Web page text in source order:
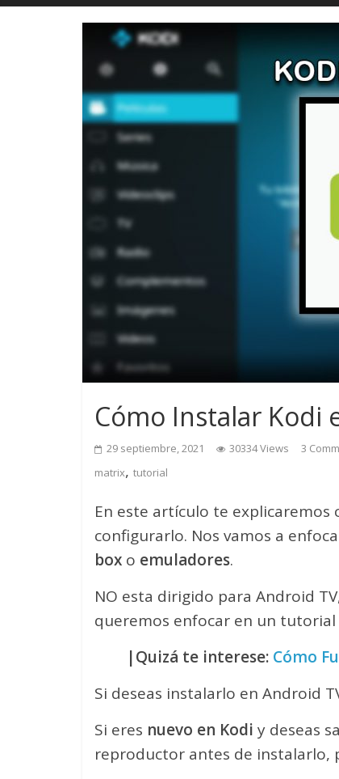
Cómo Instalar Kodi
29 septiembre, 2021 30334 Views 3
matrix, tutorial
En este artículo te explicaremos
configurarlo. Nos vamos a
box o emuladores.
NO esta dirigido para Android
queremos enfocar en un tutorial
|Quizá te interese: Cómo
Si deseas instalarlo en Android
Si eres nuevo en Kodi y deseas
reproductor antes de instalarlo,